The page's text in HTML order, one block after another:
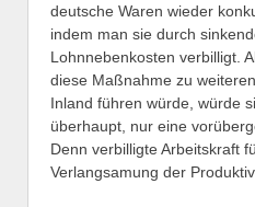
deutsche Waren wieder
indem man sie durch
Lohnnebenkosten verbilligt.
diese Maßnahme zu
Inland führen würde, würde
überhaupt, nur eine
Denn verbilligte Arbeitskraft
Verlangsamung der